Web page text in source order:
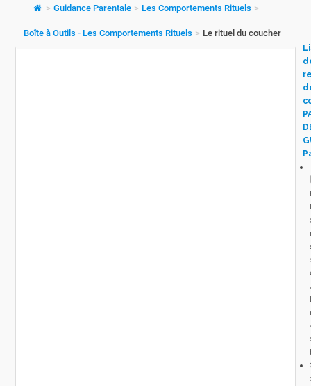
> Guidance Parentale > Les Comportements Rituels >
Boîte à Outils - Les Comportements Rituels > Le rituel du coucher